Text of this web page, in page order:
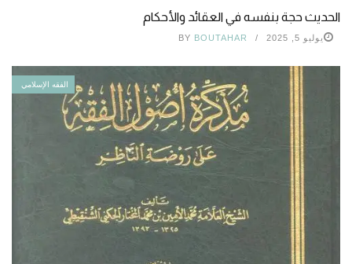
الحديث حجة بنفسه في العقائد والأحكام
يوليو 5, 2025 BY BOUTAHAR
الفقه الإسلامي